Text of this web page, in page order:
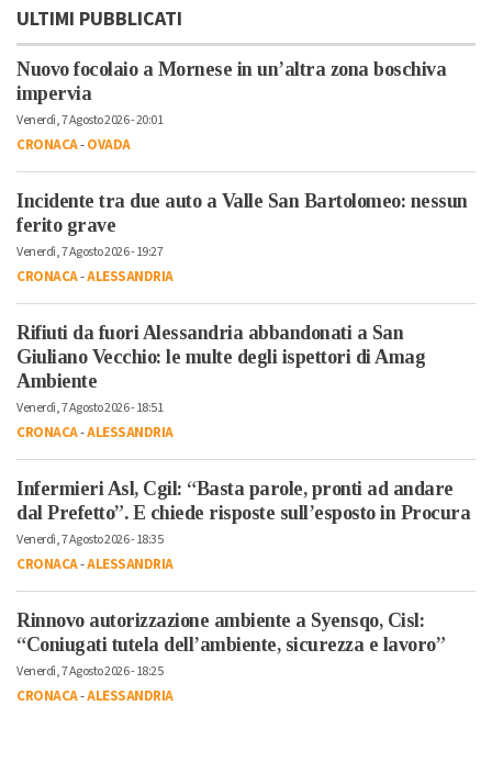
ULTIMI PUBBLICATI
Nuovo focolaio a Mornese in un’altra zona boschiva
impervia
Venerdì, 7 Agosto 2026 - 20:01
CRONACA-OVADA
Incidente tra due auto a Valle San Bartolomeo: nessun
ferito grave
Venerdì, 7 Agosto 2026 - 19:27
CRONACA-ALESSANDRIA
Rifiuti da fuori Alessandria abbandonati a San
Giuliano Vecchio: le multe degli ispettori di Amag
Ambiente
Venerdì, 7 Agosto 2026 - 18:51
CRONACA-ALESSANDRIA
Infermieri Asl, Cgil: “Basta parole, pronti ad andare
dal Prefetto”. E chiede risposte sull’esposto in Procura
Venerdì, 7 Agosto 2026 - 18:35
CRONACA-ALESSANDRIA
Rinnovo autorizzazione ambiente a Syensqo, Cisl:
“Coniugati tutela dell’ambiente, sicurezza e lavoro”
Venerdì, 7 Agosto 2026 - 18:25
CRONACA-ALESSANDRIA